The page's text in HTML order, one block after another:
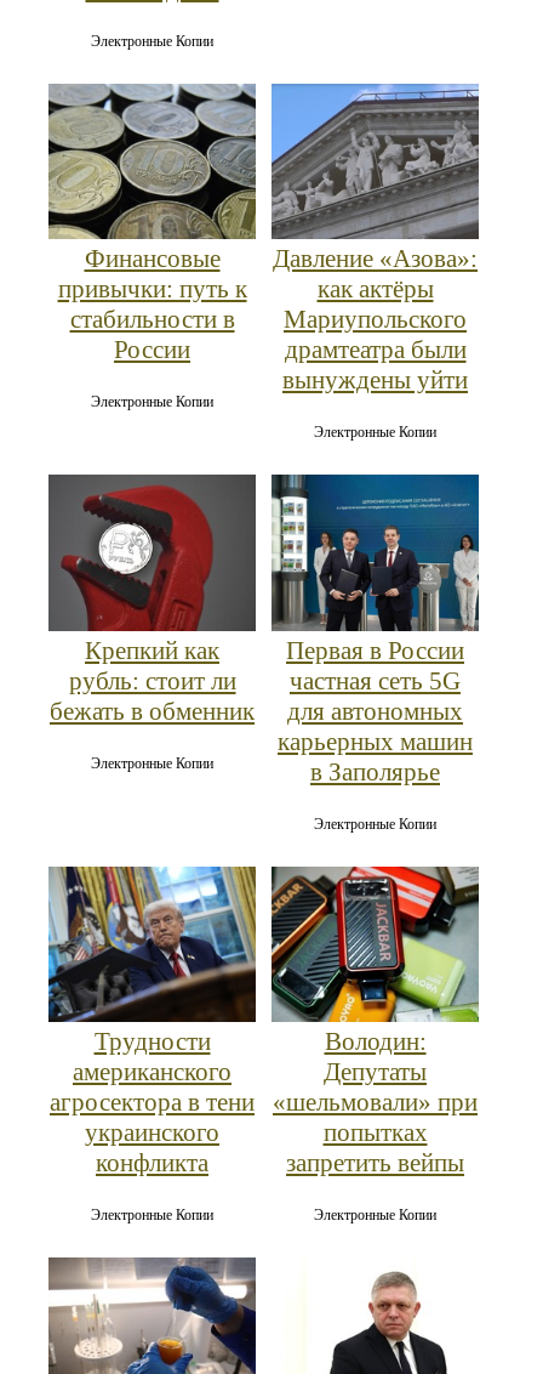
Электронные Копии
Финансовые
привычки: путь к
стабильности в
России
Электронные Копии
Давление «Азова»:
как актёры
Мариупольского
драмтеатра были
вынуждены уйти
Электронные Копии
Крепкий как
рубль: стоит ли
бежать в обменник
Электронные Копии
Первая в России
частная сеть 5G
для автономных
карьерных машин
в Заполярье
Электронные Копии
Трудности
американского
агросектора в тени
украинского
конфликта
Электронные Копии
Володин:
Депутаты
«шельмовали» при
попытках
запретить вейпы
Электронные Копии